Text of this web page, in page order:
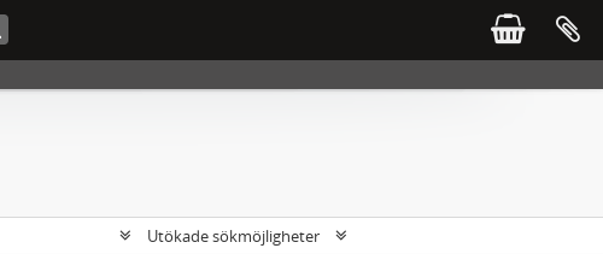
Utökade sökmöjligheter